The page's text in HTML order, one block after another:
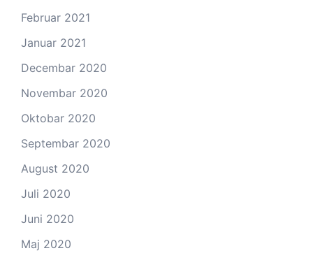
Februar 2021
Januar 2021
Decembar 2020
Novembar 2020
Oktobar 2020
Septembar 2020
August 2020
Juli 2020
Juni 2020
Maj 2020